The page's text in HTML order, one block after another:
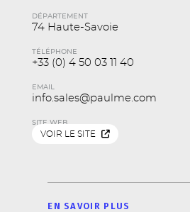
DÉPARTEMENT
74 Haute-Savoie
TÉLÉPHONE
+33 (0) 4 50 03 11 40
EMAIL
info.sales@paulme.com
SITE WEB
VOIR LE SITE
EN SAVOIR PLUS